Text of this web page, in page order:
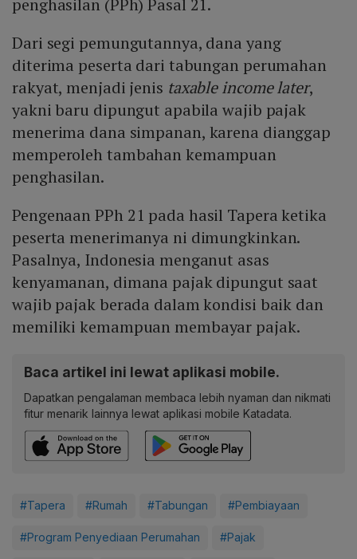
penghasilan (PPh) Pasal 21.
Dari segi pemungutannya, dana yang
diterima peserta dari tabungan perumahan
rakyat, menjadi jenis taxable income later,
yakni baru dipungut apabila wajib pajak
menerima dana simpanan, karena dianggap
memperoleh tambahan kemampuan
penghasilan.
Pengenaan PPh 21 pada hasil Tapera ketika
peserta menerimanya ni dimungkinkan.
Pasalnya, Indonesia menganut asas
kenyamanan, dimana pajak dipungut saat
wajib pajak berada dalam kondisi baik dan
memiliki kemampuan membayar pajak.
Baca artikel ini lewat aplikasi mobile.
Dapatkan pengalaman membaca lebih nyaman dan nikmati
fitur menarik lainnya lewat aplikasi mobile Katadata.
#Tapera #Rumah #Tabungan #Pembiayaan
#Program Penyediaan Perumahan #Pajak